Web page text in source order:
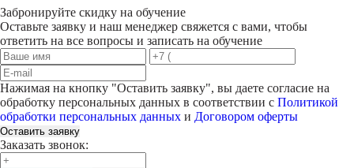
Забронируйте скидку на обучение
Оставьте заявку и наш менеджер свяжется с вами, чтобы
ответить на все вопросы и записать на обучение
Нажимая на кнопку "Оставить заявку", вы даете согласие на
обработку персональных данных в соответствии с Политикой
обработки персональных данных и Договором оферты
Оставить заявку
Заказать звонок: